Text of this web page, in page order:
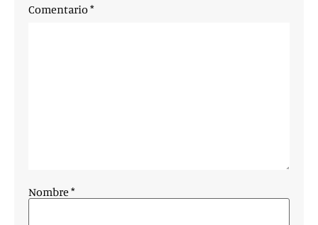
Comentario *
Nombre *